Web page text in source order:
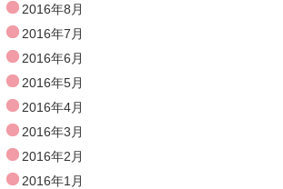
2016年8月
2016年7月
2016年6月
2016年5月
2016年4月
2016年3月
2016年2月
2016年1月